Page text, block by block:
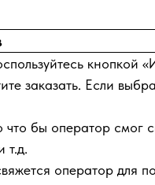
кнопкой
заказать. Если
бы оператор смог
т.д.
оператор для